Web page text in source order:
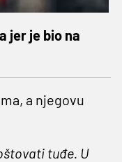
jer je bio na
a njegovu
tuđe. U